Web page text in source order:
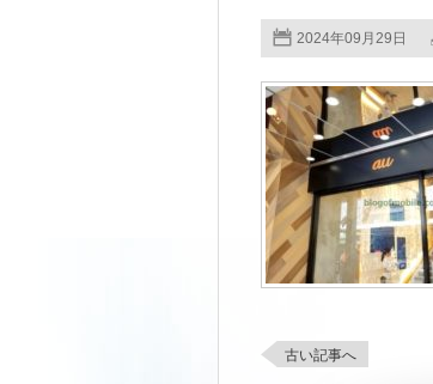
2024年09月29日
古い記事へ